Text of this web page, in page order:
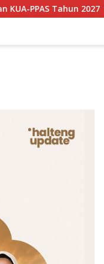
Bupati Terima